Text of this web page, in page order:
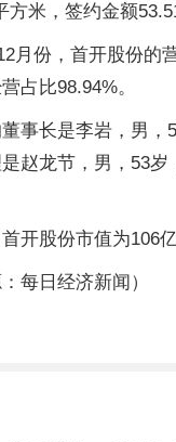
米，签约金额
月份，首开股份的
占比98.94%。
事长是李岩，男，
赵龙节，男，53岁
开股份市值为106亿
每日经济新闻）